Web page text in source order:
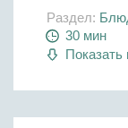
Раздел:
30 мин
Показать